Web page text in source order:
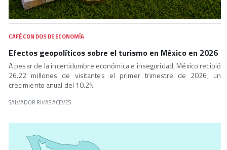
CAFÉ CON DOS DE ECONOMÍA
Efectos geopolíticos sobre el turismo en México en 2026
A pesar de la incertidumbre económica e inseguridad, México recibió
26.22 millones de visitantes el primer trimestre de 2026, un
crecimiento anual del 10.2%.
SALVADOR RIVAS ACEVES